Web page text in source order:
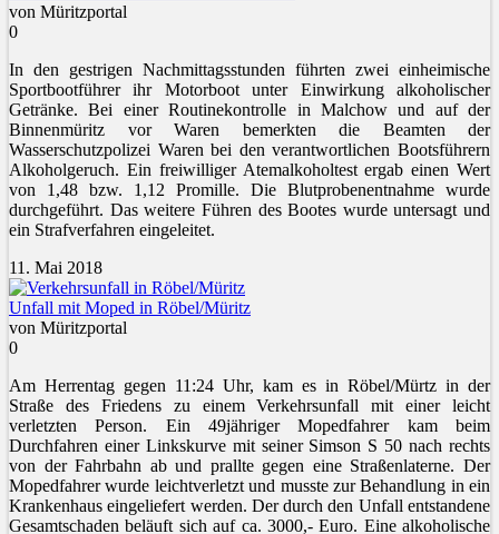
von Müritzportal
0
In den gestrigen Nachmittagsstunden führten zwei einheimische
Sportbootführer ihr Motorboot unter Einwirkung alkoholischer
Getränke. Bei einer Routinekontrolle in Malchow und auf der
Binnenmüritz vor Waren bemerkten die Beamten der
Wasserschutzpolizei Waren bei den verantwortlichen Bootsführern
Alkoholgeruch. Ein freiwilliger Atemalkoholtest ergab einen Wert
von 1,48 bzw. 1,12 Promille. Die Blutprobenentnahme wurde
durchgeführt. Das weitere Führen des Bootes wurde untersagt und
ein Strafverfahren eingeleitet.
11. Mai 2018
Unfall mit Moped in Röbel/Müritz
von Müritzportal
0
Am Herrentag gegen 11:24 Uhr, kam es in Röbel/Mürtz in der
Straße des Friedens zu einem Verkehrsunfall mit einer leicht
verletzten Person. Ein 49jähriger Mopedfahrer kam beim
Durchfahren einer Linkskurve mit seiner Simson S 50 nach rechts
von der Fahrbahn ab und prallte gegen eine Straßenlaterne. Der
Mopedfahrer wurde leichtverletzt und musste zur Behandlung in ein
Krankenhaus eingeliefert werden. Der durch den Unfall entstandene
Gesamtschaden beläuft sich auf ca. 3000,- Euro. Eine alkoholische